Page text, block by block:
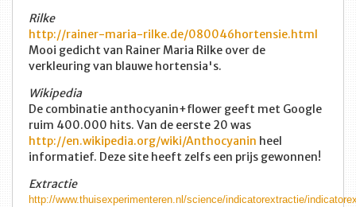
Rilke
http://rainer-maria-rilke.de/080046hortensie.html
Mooi gedicht van Rainer Maria Rilke over de
verkleuring van blauwe hortensia's.
Wikipedia
De combinatie anthocyanin+flower geeft met Google
ruim 400.000 hits. Van de eerste 20 was
http://en.wikipedia.org/wiki/Anthocyanin heel
informatief. Deze site heeft zelfs een prijs gewonnen!
Extractie
http://www.thuisexperimenteren.nl/science/indicatorextractie/